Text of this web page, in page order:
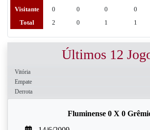
Visitante
0 0 0 0
Total
2 0 1 1
Últimos 12
Vitória
Empate
Derrota
Fluminense 0 X 0